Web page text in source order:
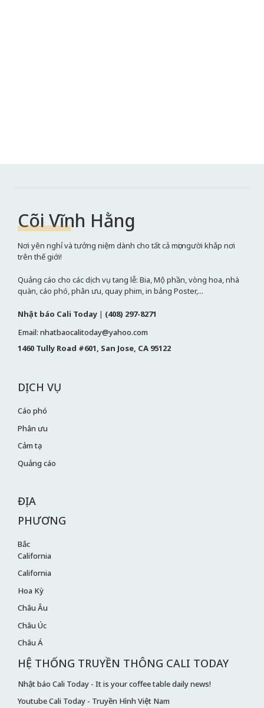
Cõi Vĩnh Hằng
Nơi yên nghỉ và tưởng niệm dành cho tất cả mọi người khắp nơi
trên thế giới!
Quảng cáo cho các dịch vụ tang lễ: Bia, Mộ phần, vòng hoa, nhà
quàn, cáo phó, phân ưu, quay phim, in bảng Poster,...
Nhật báo Cali Today | (408) 297-8271
Email: nhatbaocalitoday@yahoo.com
1460 Tully Road #601, San Jose, CA 95122
DỊCH VỤ
Cáo phó
Phân ưu
Cảm tạ
Quảng cáo
ĐỊA
PHƯƠNG
Bắc
California
California
Hoa Kỳ
Châu Âu
Châu Úc
Châu Á
HỆ THỐNG TRUYỀN THÔNG CALI TODAY
Nhật báo Cali Today - It is your coffee table daily news!
Youtube Cali Today - Truyền Hình Việt Nam